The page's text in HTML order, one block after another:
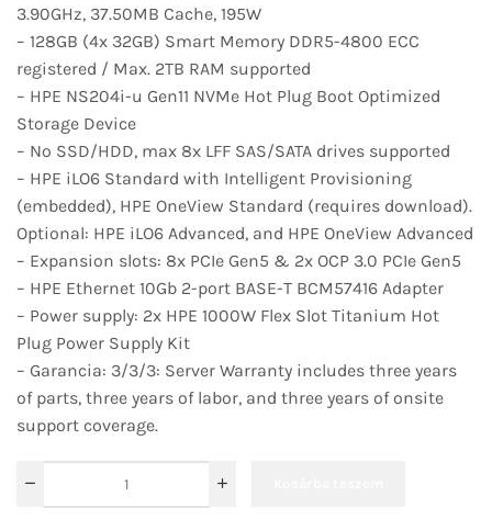
3.90GHz, 37.50MB Cache, 195W
– 128GB (4x 32GB) Smart Memory DDR5-4800 ECC
registered / Max. 2TB RAM supported
– HPE NS204i-u Gen11 NVMe Hot Plug Boot Optimized
Storage Device
– No SSD/HDD, max 8x LFF SAS/SATA drives supported
– HPE iLO6 Standard with Intelligent Provisioning
(embedded), HPE OneView Standard (requires download).
Optional: HPE iLO6 Advanced, and HPE OneView Advanced
– Expansion slots: 8x PCIe Gen5 & 2x OCP 3.0 PCIe Gen5
– HPE Ethernet 10Gb 2-port BASE-T BCM57416 Adapter
– Power supply: 2x HPE 1000W Flex Slot Titanium Hot
Plug Power Supply Kit
– Garancia: 3/3/3: Server Warranty includes three years
of parts, three years of labor, and three years of onsite
support coverage.